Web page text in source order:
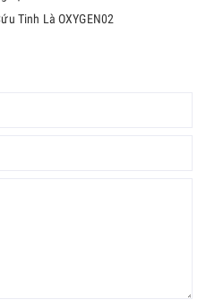
Tinh Là OXYGEN02